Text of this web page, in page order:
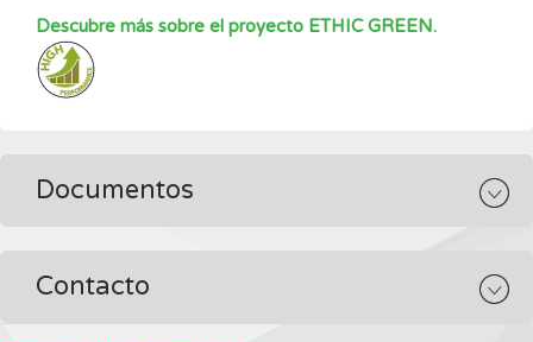
Descubre más sobre el proyecto ETHIC GREEN.
Documentos
Contacto